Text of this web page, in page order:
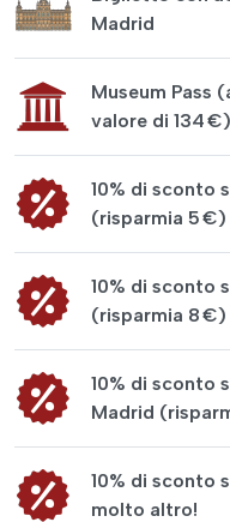
Madrid
Museum Pass
valore di 134 €)
10% di sconto
(risparmia 5 €)
10% di sconto
(risparmia 8 €)
10% di sconto
Madrid
10% di sconto
molto altro!